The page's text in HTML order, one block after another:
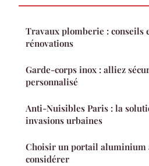
Travaux plomberie : conseils
rénovations
Garde-corps inox : alliez
personnalisé
Anti-Nuisibles Paris : la
invasions urbaines
Choisir un portail aluminium
considérer